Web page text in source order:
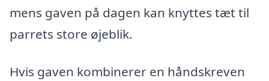
mens gaven på dagen kan knyttes tæt til
parrets store øjeblik.
Hvis gaven kombinerer en håndskreven